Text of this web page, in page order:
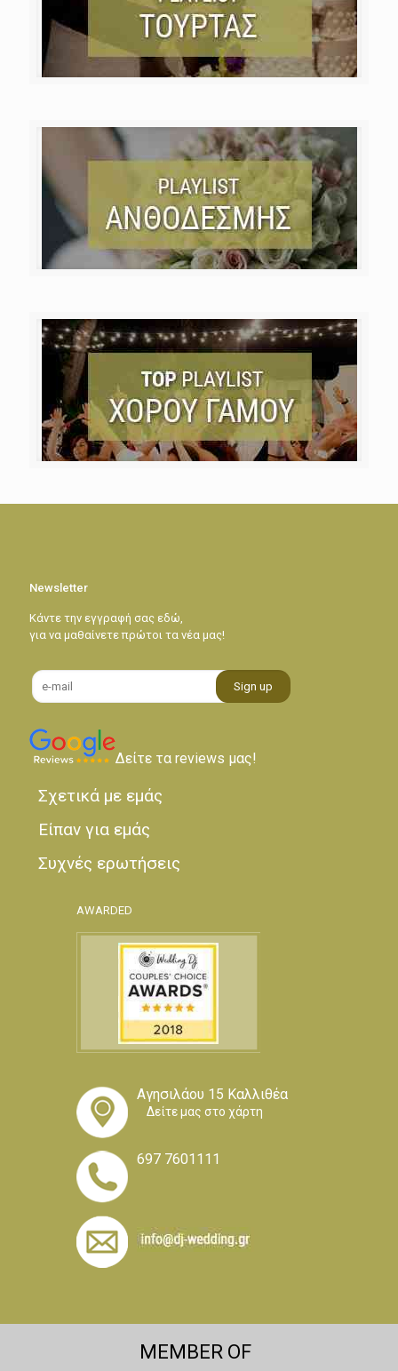
Newsletter
Κάντε την εγγραφή σας εδώ,
για να μαθαίνετε πρώτοι τα νέα μας!
Δείτε τα reviews μας!
Σχετικά με εμάς
Είπαν για εμάς
Συχνές ερωτήσεις
AWARDED
Αγησιλάου 15 Καλλιθέα
Δείτε μας στο χάρτη
697 7601111
MEMBER OF